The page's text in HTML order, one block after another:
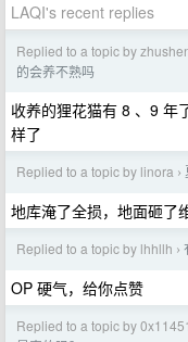
LAQI's recent replies
Replied to a topic by
的会养不熟吗
收养的狸花猫有 8 、9 年
样了
Replied to a topic by linora ›
地库淹了全损，地面砸了
Replied to a topic by lhhllh ›
OP 硬气，给你点赞
Replied to a topic by